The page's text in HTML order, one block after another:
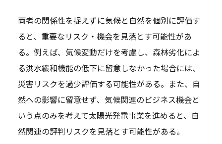
両者の関係性を捉えずに気候と自然を個別に評価す
ると、重要なリスク・機会を見落とす可能性があ
る。例えば、気候変動だけを考慮し、森林劣化によ
る洪水緩和機能の低下に留意しなかった場合には、
災害リスクを過少評価する可能性がある。また、自
然への影響に留意せず、気候関連のビジネス機会と
いう点のみを考えて太陽光発電事業を進めると、自
然関連の評判リスクを見落とす可能性がある。